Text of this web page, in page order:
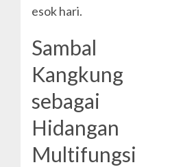
esok hari.
Sambal
Kangkung
sebagai
Hidangan
Multifungsi